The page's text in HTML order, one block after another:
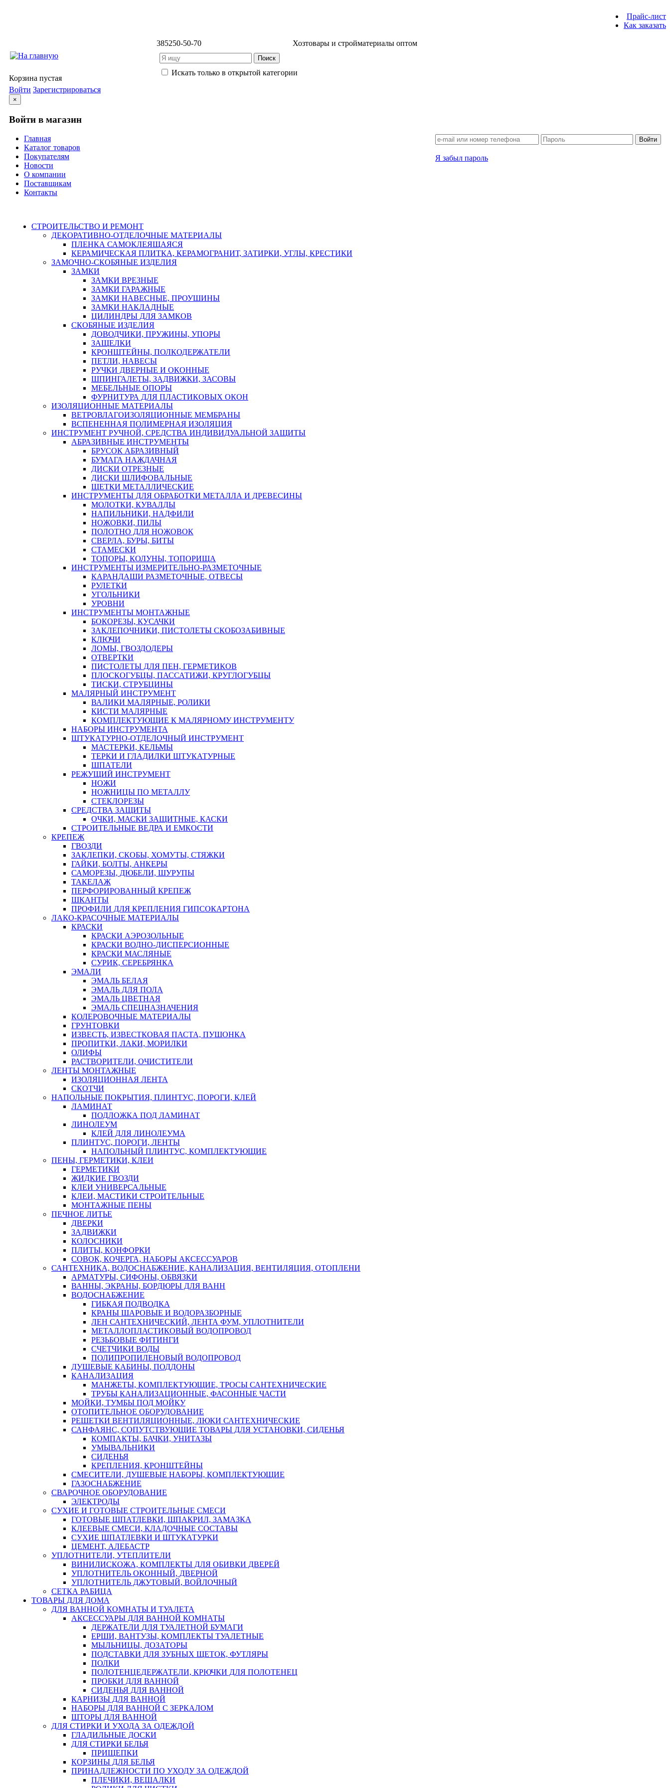
Прайс-лист
Как заказать
385250-50-70 Хозтовары и стройматериалы оптом
Искать только в открытой категории
Корзина пустая
Войти Зарегистрироваться
×
Войти в магазин
Войти
Я забыл пароль
Главная
Каталог товаров
Покупателям
Новости
О компании
Поставщикам
Контакты
СТРОИТЕЛЬСТВО И РЕМОНТ
ДЕКОРАТИВНО-ОТДЕЛОЧНЫЕ МАТЕРИАЛЫ
ПЛЕНКА САМОКЛЕЯЩАЯСЯ
КЕРАМИЧЕСКАЯ ПЛИТКА, КЕРАМОГРАНИТ, ЗАТИРКИ, УГЛЫ, КРЕСТИКИ
ЗАМОЧНО-СКОБЯНЫЕ ИЗДЕЛИЯ
ЗАМКИ
ЗАМКИ ВРЕЗНЫЕ
ЗАМКИ ГАРАЖНЫЕ
ЗАМКИ НАВЕСНЫЕ, ПРОУШИНЫ
ЗАМКИ НАКЛАДНЫЕ
ЦИЛИНДРЫ ДЛЯ ЗАМКОВ
СКОБЯНЫЕ ИЗДЕЛИЯ
ДОВОДЧИКИ, ПРУЖИНЫ, УПОРЫ
ЗАЩЕЛКИ
КРОНШТЕЙНЫ, ПОЛКОДЕРЖАТЕЛИ
ПЕТЛИ, НАВЕСЫ
РУЧКИ ДВЕРНЫЕ И ОКОННЫЕ
ШПИНГАЛЕТЫ, ЗАДВИЖКИ, ЗАСОВЫ
МЕБЕЛЬНЫЕ ОПОРЫ
ФУРНИТУРА ДЛЯ ПЛАСТИКОВЫХ ОКОН
ИЗОЛЯЦИОННЫЕ МАТЕРИАЛЫ
ВЕТРОВЛАГОИЗОЛЯЦИОННЫЕ МЕМБРАНЫ
ВСПЕНЕННАЯ ПОЛИМЕРНАЯ ИЗОЛЯЦИЯ
ИНСТРУМЕНТ РУЧНОЙ, СРЕДСТВА ИНДИВИДУАЛЬНОЙ ЗАЩИТЫ
АБРАЗИВНЫЕ ИНСТРУМЕНТЫ
БРУСОК АБРАЗИВНЫЙ
БУМАГА НАЖДАЧНАЯ
ДИСКИ ОТРЕЗНЫЕ
ДИСКИ ШЛИФОВАЛЬНЫЕ
ЩЕТКИ МЕТАЛЛИЧЕСКИЕ
ИНСТРУМЕНТЫ ДЛЯ ОБРАБОТКИ МЕТАЛЛА И ДРЕВЕСИНЫ
МОЛОТКИ, КУВАЛДЫ
НАПИЛЬНИКИ, НАДФИЛИ
НОЖОВКИ, ПИЛЫ
ПОЛОТНО ДЛЯ НОЖОВОК
СВЕРЛА, БУРЫ, БИТЫ
СТАМЕСКИ
ТОПОРЫ, КОЛУНЫ, ТОПОРИЩА
ИНСТРУМЕНТЫ ИЗМЕРИТЕЛЬНО-РАЗМЕТОЧНЫЕ
КАРАНДАШИ РАЗМЕТОЧНЫЕ, ОТВЕСЫ
РУЛЕТКИ
УГОЛЬНИКИ
УРОВНИ
ИНСТРУМЕНТЫ МОНТАЖНЫЕ
БОКОРЕЗЫ, КУСАЧКИ
ЗАКЛЕПОЧНИКИ, ПИСТОЛЕТЫ СКОБОЗАБИВНЫЕ
КЛЮЧИ
ЛОМЫ, ГВОЗДОДЕРЫ
ОТВЕРТКИ
ПИСТОЛЕТЫ ДЛЯ ПЕН, ГЕРМЕТИКОВ
ПЛОСКОГУБЦЫ, ПАССАТИЖИ, КРУГЛОГУБЦЫ
ТИСКИ, СТРУБЦИНЫ
МАЛЯРНЫЙ ИНСТРУМЕНТ
ВАЛИКИ МАЛЯРНЫЕ, РОЛИКИ
КИСТИ МАЛЯРНЫЕ
КОМПЛЕКТУЮЩИЕ К МАЛЯРНОМУ ИНСТРУМЕНТУ
НАБОРЫ ИНСТРУМЕНТА
ШТУКАТУРНО-ОТДЕЛОЧНЫЙ ИНСТРУМЕНТ
МАСТЕРКИ, КЕЛЬМЫ
ТЕРКИ И ГЛАДИЛКИ ШТУКАТУРНЫЕ
ШПАТЕЛИ
РЕЖУЩИЙ ИНСТРУМЕНТ
НОЖИ
НОЖНИЦЫ ПО МЕТАЛЛУ
СТЕКЛОРЕЗЫ
СРЕДСТВА ЗАЩИТЫ
ОЧКИ, МАСКИ ЗАЩИТНЫЕ, КАСКИ
СТРОИТЕЛЬНЫЕ ВЕДРА И ЕМКОСТИ
КРЕПЕЖ
ГВОЗДИ
ЗАКЛЕПКИ, СКОБЫ, ХОМУТЫ, СТЯЖКИ
ГАЙКИ, БОЛТЫ, АНКЕРЫ
САМОРЕЗЫ, ДЮБЕЛИ, ШУРУПЫ
ТАКЕЛАЖ
ПЕРФОРИРОВАННЫЙ КРЕПЕЖ
ШКАНТЫ
ПРОФИЛИ ДЛЯ КРЕПЛЕНИЯ ГИПСОКАРТОНА
ЛАКО-КРАСОЧНЫЕ МАТЕРИАЛЫ
КРАСКИ
КРАСКИ АЭРОЗОЛЬНЫЕ
КРАСКИ ВОДНО-ДИСПЕРСИОННЫЕ
КРАСКИ МАСЛЯНЫЕ
СУРИК, СЕРЕБРЯНКА
ЭМАЛИ
ЭМАЛЬ БЕЛАЯ
ЭМАЛЬ ДЛЯ ПОЛА
ЭМАЛЬ ЦВЕТНАЯ
ЭМАЛЬ СПЕЦНАЗНАЧЕНИЯ
КОЛЕРОВОЧНЫЕ МАТЕРИАЛЫ
ГРУНТОВКИ
ИЗВЕСТЬ, ИЗВЕСТКОВАЯ ПАСТА, ПУШОНКА
ПРОПИТКИ, ЛАКИ, МОРИЛКИ
ОЛИФЫ
РАСТВОРИТЕЛИ, ОЧИСТИТЕЛИ
ЛЕНТЫ МОНТАЖНЫЕ
ИЗОЛЯЦИОННАЯ ЛЕНТА
СКОТЧИ
НАПОЛЬНЫЕ ПОКРЫТИЯ, ПЛИНТУС, ПОРОГИ, КЛЕЙ
ЛАМИНАТ
ПОДЛОЖКА ПОД ЛАМИНАТ
ЛИНОЛЕУМ
КЛЕЙ ДЛЯ ЛИНОЛЕУМА
ПЛИНТУС, ПОРОГИ, ЛЕНТЫ
НАПОЛЬНЫЙ ПЛИНТУС, КОМПЛЕКТУЮЩИЕ
ПЕНЫ, ГЕРМЕТИКИ, КЛЕИ
ГЕРМЕТИКИ
ЖИДКИЕ ГВОЗДИ
КЛЕИ УНИВЕРСАЛЬНЫЕ
КЛЕИ, МАСТИКИ СТРОИТЕЛЬНЫЕ
МОНТАЖНЫЕ ПЕНЫ
ПЕЧНОЕ ЛИТЬЕ
ДВЕРКИ
ЗАДВИЖКИ
КОЛОСНИКИ
ПЛИТЫ, КОНФОРКИ
СОВОК, КОЧЕРГА, НАБОРЫ АКСЕССУАРОВ
САНТЕХНИКА, ВОДОСНАБЖЕНИЕ, КАНАЛИЗАЦИЯ, ВЕНТИЛЯЦИЯ, ОТОПЛЕНИ
АРМАТУРЫ, СИФОНЫ, ОБВЯЗКИ
ВАННЫ, ЭКРАНЫ, БОРДЮРЫ ДЛЯ ВАНН
ВОДОСНАБЖЕНИЕ
ГИБКАЯ ПОДВОДКА
КРАНЫ ШАРОВЫЕ И ВОДОРАЗБОРНЫЕ
ЛЕН САНТЕХНИЧЕСКИЙ, ЛЕНТА ФУМ, УПЛОТНИТЕЛИ
МЕТАЛЛОПЛАСТИКОВЫЙ ВОДОПРОВОД
РЕЗЬБОВЫЕ ФИТИНГИ
СЧЕТЧИКИ ВОДЫ
ПОЛИПРОПИЛЕНОВЫЙ ВОДОПРОВОД
ДУШЕВЫЕ КАБИНЫ, ПОДДОНЫ
КАНАЛИЗАЦИЯ
МАНЖЕТЫ, КОМПЛЕКТУЮЩИЕ, ТРОСЫ САНТЕХНИЧЕСКИЕ
ТРУБЫ КАНАЛИЗАЦИОННЫЕ, ФАСОННЫЕ ЧАСТИ
МОЙКИ, ТУМБЫ ПОД МОЙКУ
ОТОПИТЕЛЬНОЕ ОБОРУДОВАНИЕ
РЕШЕТКИ ВЕНТИЛЯЦИОННЫЕ, ЛЮКИ САНТЕХНИЧЕСКИЕ
САНФАЯНС, СОПУТСТВУЮЩИЕ ТОВАРЫ ДЛЯ УСТАНОВКИ, СИДЕНЬЯ
КОМПАКТЫ, БАЧКИ, УНИТАЗЫ
УМЫВАЛЬНИКИ
СИДЕНЬЯ
КРЕПЛЕНИЯ, КРОНШТЕЙНЫ
СМЕСИТЕЛИ, ДУШЕВЫЕ НАБОРЫ, КОМПЛЕКТУЮЩИЕ
ГАЗОСНАБЖЕНИЕ
СВАРОЧНОЕ ОБОРУДОВАНИЕ
ЭЛЕКТРОДЫ
СУХИЕ И ГОТОВЫЕ СТРОИТЕЛЬНЫЕ СМЕСИ
ГОТОВЫЕ ШПАТЛЕВКИ, ШПАКРИЛ, ЗАМАЗКА
КЛЕЕВЫЕ СМЕСИ, КЛАДОЧНЫЕ СОСТАВЫ
СУХИЕ ШПАТЛЕВКИ И ШТУКАТУРКИ
ЦЕМЕНТ, АЛЕБАСТР
УПЛОТНИТЕЛИ, УТЕПЛИТЕЛИ
ВИНИЛИСКОЖА, КОМПЛЕКТЫ ДЛЯ ОБИВКИ ДВЕРЕЙ
УПЛОТНИТЕЛЬ ОКОННЫЙ, ДВЕРНОЙ
УПЛОТНИТЕЛЬ ДЖУТОВЫЙ, ВОЙЛОЧНЫЙ
СЕТКА РАБИЦА
ТОВАРЫ ДЛЯ ДОМА
ДЛЯ ВАННОЙ КОМНАТЫ И ТУАЛЕТА
АКСЕССУАРЫ ДЛЯ ВАННОЙ КОМНАТЫ
ДЕРЖАТЕЛИ ДЛЯ ТУАЛЕТНОЙ БУМАГИ
ЕРШИ, ВАНТУЗЫ, КОМПЛЕКТЫ ТУАЛЕТНЫЕ
МЫЛЬНИЦЫ, ДОЗАТОРЫ
ПОДСТАВКИ ДЛЯ ЗУБНЫХ ЩЕТОК, ФУТЛЯРЫ
ПОЛКИ
ПОЛОТЕНЦЕДЕРЖАТЕЛИ, КРЮЧКИ ДЛЯ ПОЛОТЕНЕЦ
ПРОБКИ ДЛЯ ВАННОЙ
СИДЕНЬЯ ДЛЯ ВАННОЙ
КАРНИЗЫ ДЛЯ ВАННОЙ
НАБОРЫ ДЛЯ ВАННОЙ С ЗЕРКАЛОМ
ШТОРЫ ДЛЯ ВАННОЙ
ДЛЯ СТИРКИ И УХОДА ЗА ОДЕЖДОЙ
ГЛАДИЛЬНЫЕ ДОСКИ
ДЛЯ СТИРКИ БЕЛЬЯ
ПРИЩЕПКИ
КОРЗИНЫ ДЛЯ БЕЛЬЯ
ПРИНАДЛЕЖНОСТИ ПО УХОДУ ЗА ОДЕЖДОЙ
ПЛЕЧИКИ, ВЕШАЛКИ